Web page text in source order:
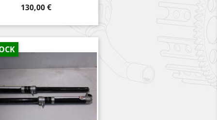
Prix
130,00 €